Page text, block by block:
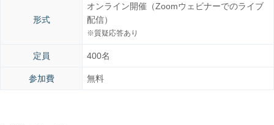
形式
オンライン開催（Zoomウェビナーでのライブ
配信）
※質疑応答あり
定員 400名
参加費 無料